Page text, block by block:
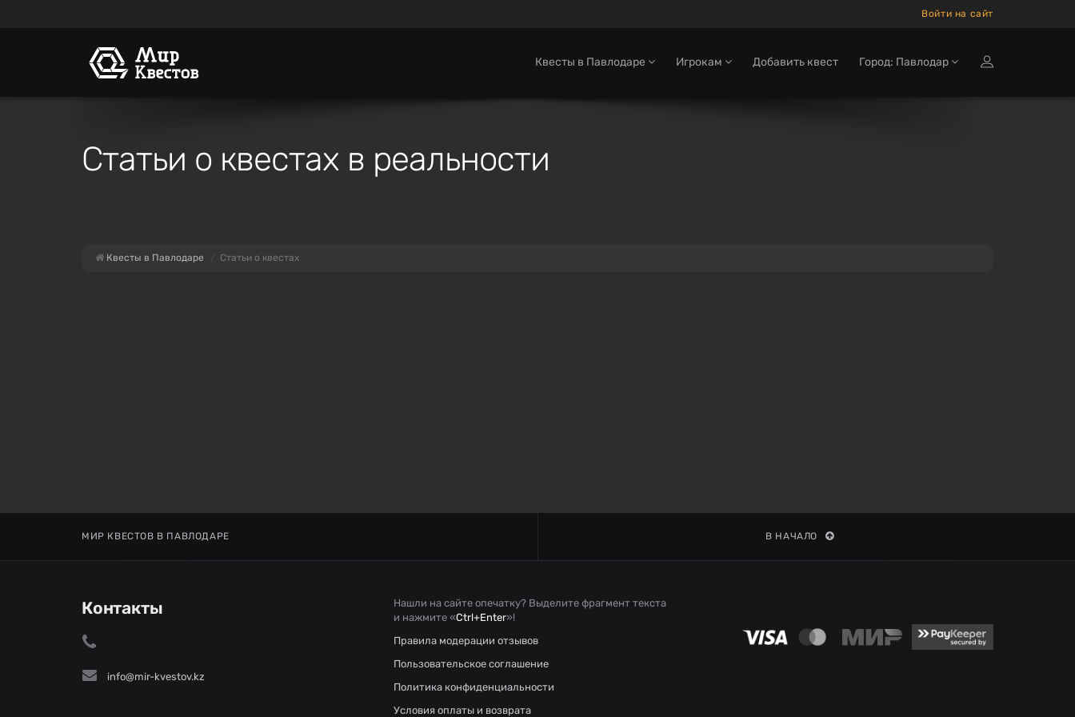
Войти на сайт
Квесты в Павлодаре Игрокам Добавить квест Город: Павлодар
Статьи о квестах в реальности
Квесты в Павлодаре Статьи о квестах
МИР КВЕСТОВ В ПАВЛОДАРЕ В НАЧАЛО
Контакты
info@mir-kvestov.kz
Нашли на сайте опечатку? Выделите фрагмент текста
и нажмите «Ctrl+Enter»!
Правила модерации отзывов
Пользовательское соглашение
Политика конфиденциальности
Условия оплаты и возврата